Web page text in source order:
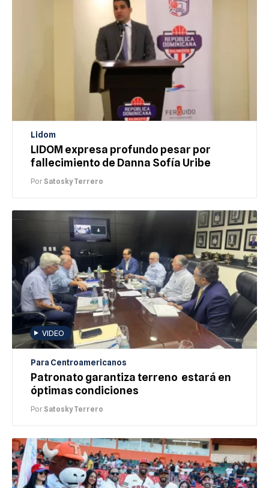
Lidom
LIDOM expresa profundo pesar por
fallecimiento de Danna Sofía Uribe
PorSatosky Terrero
VIDEO
Para Centroamericanos
Patronato garantiza terreno estará en
óptimas condiciones
PorSatosky Terrero